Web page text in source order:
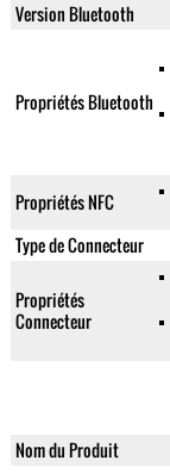
Version Bluetooth
Propriétés Bluetooth
Propriétés NFC
Type de Connecteur
Propriétés
Connecteur
Nom du Produit